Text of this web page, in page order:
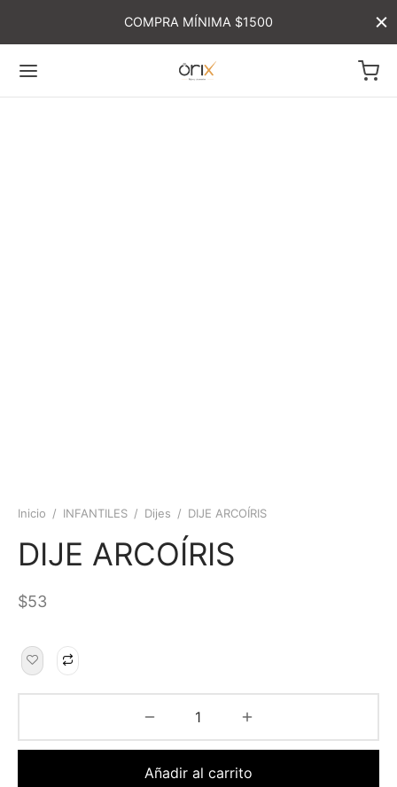
COMPRA MÍNIMA $1500
Inicio / INFANTILES / Dijes / DIJE ARCOÍRIS
DIJE ARCOÍRIS
$53
Añadir al carrito